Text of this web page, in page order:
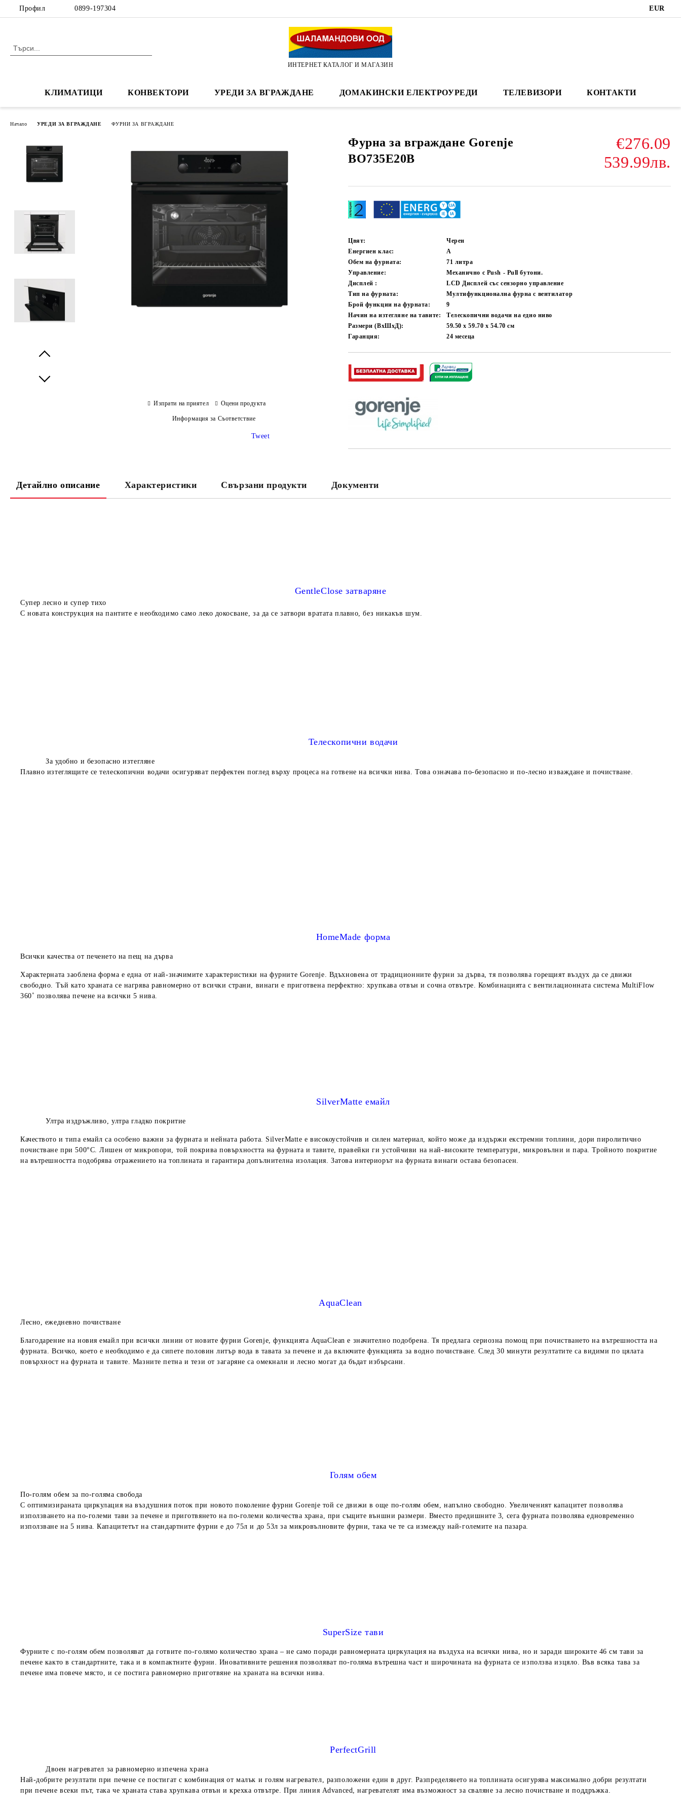
Профил 0899-197304 EUR
ИНТЕРНЕТ КАТАЛОГ И МАГАЗИН
КЛИМАТИЦИ КОНВЕКТОРИ УРЕДИ ЗА ВГРАЖДАНЕ ДОМАКИНСКИ ЕЛЕКТРОУРЕДИ ТЕЛЕВИЗОРИ КОНТАКТИ
Начало УРЕДИ ЗА ВГРАЖДАНЕ ФУРНИ ЗА ВГРАЖДАНЕ
Фурнa за вграждане Gorenje
BO735E20B
€276.09
539.99лв.
Цвят:
Черен
Енергиен клас:
А
Обем на фурната:
71 литра
Управление:
Механично с Push - Pull бутони.
Дисплей :
LCD Дисплей със сензорно управление
Тип на фурната:
Мултифункционална фурна с вентилатор
Брой функции на фурната:
9
Начин на изтегляне на тавите:
Телескопични водачи на едно ниво
Размери (ВхШхД):
59.50 x 59.70 x 54.70см
Гаранция:
24 месеца
Изпрати на приятел Оцени продукта
Информация за Съответствие
Tweet
Детайлно описание Характеристики Свързани продукти Документи
GentleClose затваряне
Супер лесно и супер тихо
С новата конструкция на пантите е необходимо само леко докосване, за да се затвори вратата плавно, без никакъв шум.
Телескопични водачи
За удобно и безопасно изтегляне
Плавно изтеглящите се телескопични водачи осигуряват перфектен поглед върху процеса на готвене на всички нива. Това означава по-безопасно и по-лесно изваждане и почистване.
HomeMade форма
Всички качества от печенето на пещ на дърва
Характерната заоблена форма е една от най-значимите характеристики на фурните Gorenje. Вдъхновена от традиционните фурни за дърва, тя позволява горещият въздух да се движи
свободно. Тъй като храната се нагрява равномерно от всички страни, винаги е приготвена перфектно: хрупкава отвън и сочна отвътре. Комбинацията с вентилационната система MultiFlow
360˚ позволява печене на всички 5 нива.
SilverMatte емайл
Ултра издръжливо, ултра гладко покритие
Качеството и типа емайл са особено важни за фурната и нейната работа. SilverMatte е високоустойчив и силен материал, който може да издържи екстремни топлини, дори пиролитично
почистване при 500°C. Лишен от микропори, той покрива повърхността на фурната и тавите, правейки ги устойчиви на най-високите температури, микровълни и пара. Тройното покритие
на вътрешността подобрява отражението на топлината и гарантира допълнителна изолация. Затова интериорът на фурната винаги остава безопасен.
AquaClean
Лесно, ежедневно почистване
Благодарение на новия емайл при всички линии от новите фурни Gorenje, функцията AquaClean е значително подобрена. Тя предлага сериозна помощ при почистването на вътрешността на
фурната. Всичко, което е необходимо е да сипете половин литър вода в тавата за печене и да включите функцията за водно почистване. След 30 минути резултатите са видими по цялата
повърхност на фурната и тавите. Мазните петна и тези от загаряне са омекнали и лесно могат да бъдат избърсани.
Голям обем
По-голям обем за по-голяма свобода
С оптимизираната циркулация на въздушния поток при новото поколение фурни Gorenje той се движи в още по-голям обем, напълно свободно. Увеличеният капацитет позволява
използването на по-големи тави за печене и приготвянето на по-големи количества храна, при същите външни размери. Вместо предишните 3, сега фурната позволява едновременно
използване на 5 нива. Капацитетът на стандартните фурни е до 75л и до 53л за микровълновите фурни, така че те са измежду най-големите на пазара.
SuperSize тави
Фурните с по-голям обем позволяват да готвите по-голямо количество храна – не само поради равномерната циркулация на въздуха на всички нива, но и заради широките 46 см тави за
печене както в стандартните, така и в компактните фурни. Иновативните решения позволяват по-голяма вътрешна част и широчината на фурната се използва изцяло. Във всяка тава за
печене има повече място, и се постига равномерно приготвяне на храната на всички нива.
PerfectGrill
Двоен нагревател за равномерно изпечена храна
Най-добрите резултати при печене се постигат с комбинация от малък и голям нагревател, разположени един в друг. Разпределянето на топлината осигурява максимално добри резултати
при печене всеки път, така че храната става хрупкава отвън и крехка отвътре. При линия Advanced, нагревателят има възможност за сваляне за лесно почистване и поддръжка.